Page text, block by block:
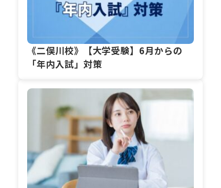
《二俣川校》【大学受験】6月からの
「年内入試」対策